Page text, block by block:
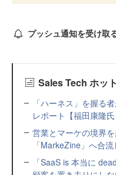
プッシュ通知を受け取
Sales Tech ホッ
「ハーネス」を握る
レポート【福田康隆氏
営業とマーケの境界
「MarkeZine」へ合
「SaaS is 本当に